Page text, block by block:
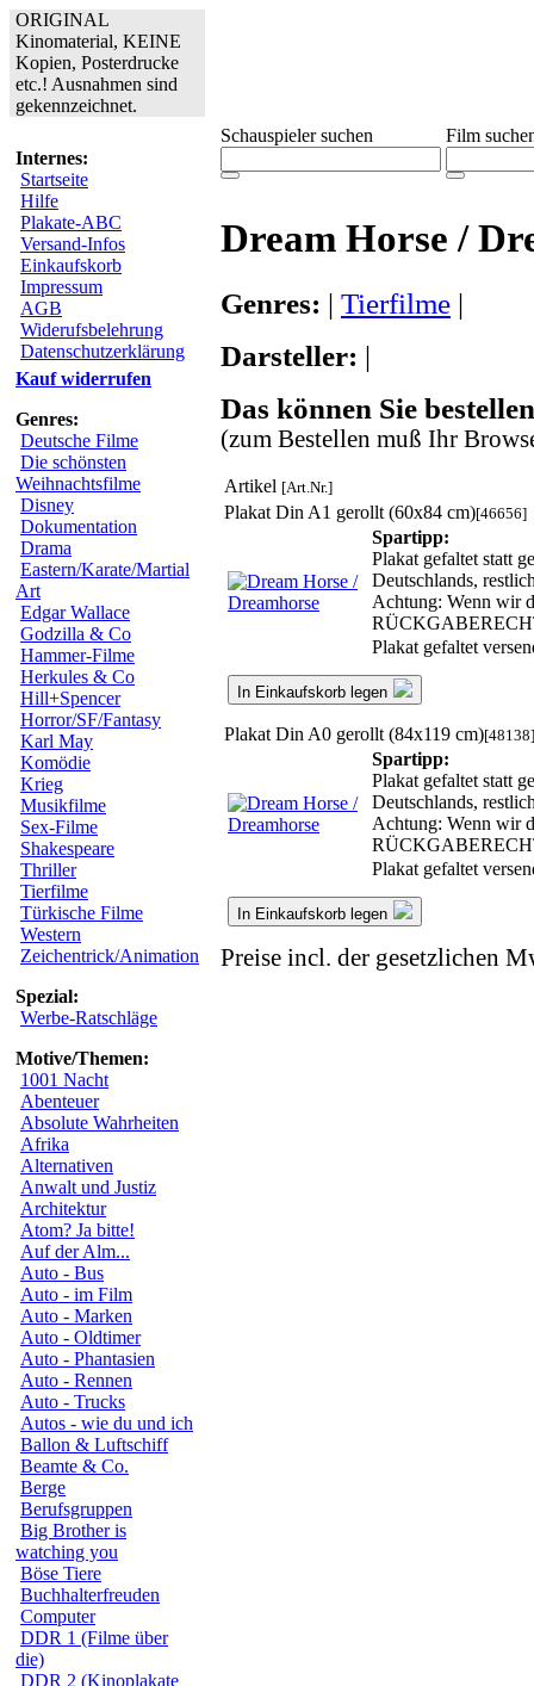
ORIGINAL
Kinomaterial, KEINE
Kopien, Posterdrucke
etc.! Ausnahmen sind
gekennzeichnet.
Internes:
Startseite
Hilfe
Plakate-ABC
Versand-Infos
Einkaufskorb
Impressum
AGB
Widerufsbelehrung
Datenschutzerklärung
Kauf widerrufen
Genres:
Deutsche Filme
Die schönsten
Weihnachtsfilme
Disney
Dokumentation
Drama
Eastern/Karate/Martial
Art
Edgar Wallace
Godzilla & Co
Hammer-Filme
Herkules & Co
Hill+Spencer
Horror/SF/Fantasy
Karl May
Komödie
Krieg
Musikfilme
Sex-Filme
Shakespeare
Thriller
Tierfilme
Türkische Filme
Western
Zeichentrick/Animation
Spezial:
Werbe-Ratschläge
Motive/Themen:
1001 Nacht
Abenteuer
Absolute Wahrheiten
Afrika
Alternativen
Anwalt und Justiz
Architektur
Atom? Ja bitte!
Auf der Alm...
Auto - Bus
Auto - im Film
Auto - Marken
Auto - Oldtimer
Auto - Phantasien
Auto - Rennen
Auto - Trucks
Autos - wie du und ich
Ballon & Luftschiff
Beamte & Co.
Berge
Berufsgruppen
Big Brother is
watching you
Böse Tiere
Buchhalterfreuden
Computer
DDR 1 (Filme über
die)
DDR 2 (Kinoplakate
Schauspieler suchen Film
Dream Horse /
Genres: | Tierfilme |
Darsteller: |
Das können Sie
(zum Bestellen muß Ihr
Artikel [Art.Nr.]
Plakat Din A1 gerollt (60x84 cm)[46656]
Spartipp:
Plakat gefaltet statt
Deutschlands,
Achtung: Wenn wir
Plakat gefaltet
In Einkaufskorb legen
Plakat Din A0 gerollt (84x119 cm)[48138]
Spartipp:
Plakat gefaltet statt
Deutschlands,
Achtung: Wenn wir
Plakat gefaltet
In Einkaufskorb legen
Preise incl. der gesetzlichen